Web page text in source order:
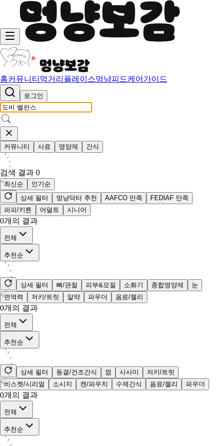
홈커뮤니티 먹거리 플레이스멍냥피드케어가이드
로그인
커뮤니티 사료 영양제 간식
검색 결과 0
최신순
인기순
상세 필터
멍냥닥터 추천 AAFCO 만족
FEDIAF 만족
퍼피/키튼
어덜트 시니어
0개의 결과
전체
추천순
상세 필터 뼈/관절 피부&모질 소화기 종합영양제
눈
면역력
저키/트릿 알약 파우더 음료/젤리
0개의 결과
전체
추천순
상세 필터 동결/건조간식 껌 사사미
저키/트릿
비스켓/시리얼
소시지 캔/파우치 수제간식 음료/젤리 파우더
0개의 결과
전체
추천순